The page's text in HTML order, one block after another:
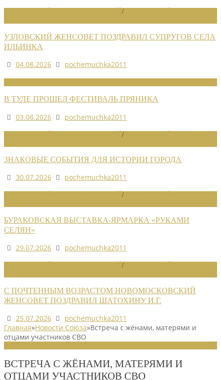
/
УЗЛОВСКИЙ ЖЕНСОВЕТ ПОЗДРАВИЛ СУПРУГОВ СЕЛА
ИЛЬИНКА
04.08.2026
pochemuchka2011
В ТУЛЕ ПРОШЕЛ ФЕСТИВАЛЬ ПРЯНИКА
03.08.2026
pochemuchka2011
/
ЗНАКОВЫЕ СОБЫТИЯ ДЛЯ ИСТОРИИ ГОРОДА
30.07.2026
pochemuchka2011
/
БУРАКОВСКАЯ ВЫСТАВКА-ЯРМАРКА «РУКАМИ
СЕЛЯН»
29.07.2026
pochemuchka2011
/
С ПОЧТЕННЫМ ВОЗРАСТОМ НОВОМОСКОВСКИЙ
ЖЕНСОВЕТ ПОЗДРАВИЛ ШАТОХИНУ И.Г.
25.07.2026
pochemuchka2011
Главная»Новости Союза»Встреча с жёнами, матерями и
отцами участников СВО
ВСТРЕЧА С ЖЁНАМИ, МАТЕРЯМИ И
ОТЦАМИ УЧАСТНИКОВ СВО